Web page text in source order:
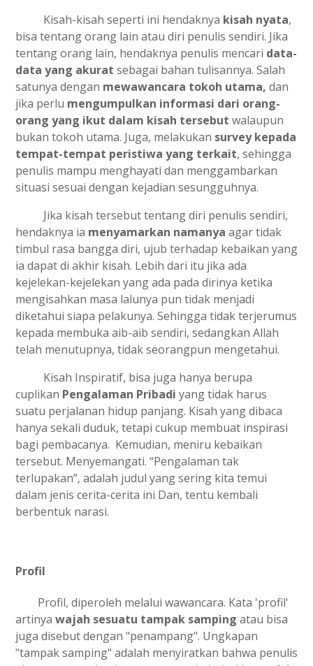
Kisah-kisah seperti ini hendaknya kisah nyata,
bisa tentang orang lain atau diri penulis sendiri. Jika
tentang orang lain, hendaknya penulis mencari data-
data yang akurat sebagai bahan tulisannya. Salah
satunya dengan mewawancara tokoh utama, dan
jika perlu mengumpulkan informasi dari orang-
orang yang ikut dalam kisah tersebut walaupun
bukan tokoh utama. Juga, melakukan survey kepada
tempat-tempat peristiwa yang terkait, sehingga
penulis mampu menghayati dan menggambarkan
situasi sesuai dengan kejadian sesungguhnya.
Jika kisah tersebut tentang diri penulis sendiri,
hendaknya ia menyamarkan namanya agar tidak
timbul rasa bangga diri, ujub terhadap kebaikan yang
ia dapat di akhir kisah. Lebih dari itu jika ada
kejelekan-kejelekan yang ada pada dirinya ketika
mengisahkan masa lalunya pun tidak menjadi
diketahui siapa pelakunya. Sehingga tidak terjerumus
kepada membuka aib-aib sendiri, sedangkan Allah
telah menutupnya, tidak seorangpun mengetahui.
Kisah Inspiratif, bisa juga hanya berupa
cuplikan Pengalaman Pribadi yang tidak harus
suatu perjalanan hidup panjang. Kisah yang dibaca
hanya sekali duduk, tetapi cukup membuat inspirasi
bagi pembacanya. Kemudian, meniru kebaikan
tersebut. Menyemangati. “Pengalaman tak
terlupakan”, adalah judul yang sering kita temui
dalam jenis cerita-cerita ini Dan, tentu kembali
berbentuk narasi.
Profil
Profil, diperoleh melalui wawancara. Kata 'profil'
artinya wajah sesuatu tampak samping atau bisa
juga disebut dengan "penampang". Ungkapan
"tampak samping" adalah menyiratkan bahwa penulis